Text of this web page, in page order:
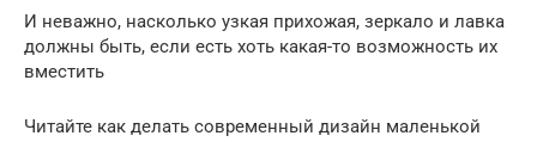
И неважно, насколько узкая прихожая, зеркало и лавка
должны быть, если есть хоть какая-то возможность их
вместить
Читайте как делать современный дизайн маленькой